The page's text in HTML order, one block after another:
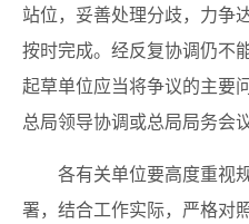
站位，妥善处理分歧，力争
按时完成。经反复协调仍不
起草单位应当将争议的主要
总局领导协调或总局局务会
各有关单位要高度重视
署，结合工作实际，严格对